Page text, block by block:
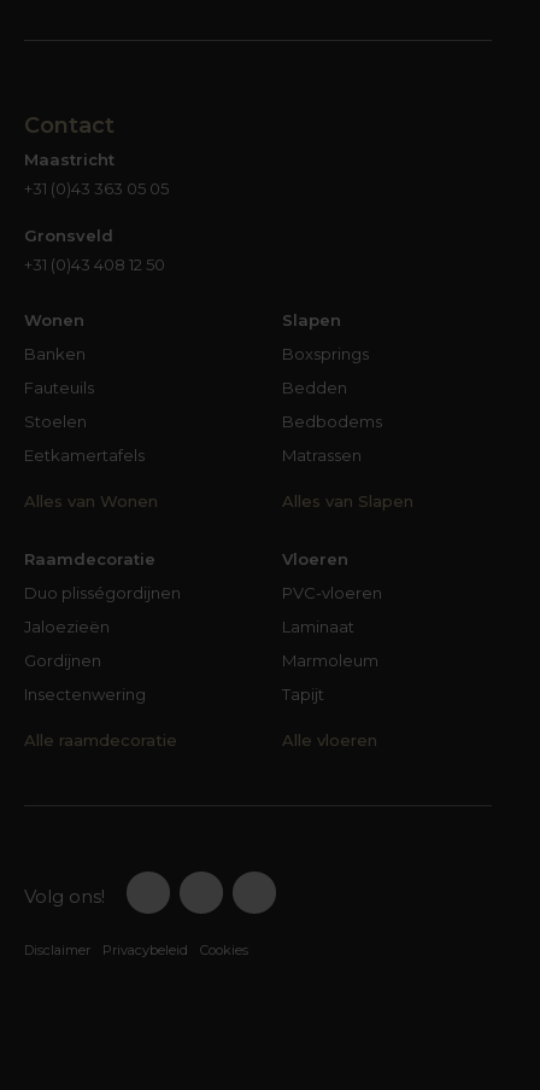
Contact
Maastricht
+31 (0)43 363 05 05
Gronsveld
+31 (0)43 408 12 50
Wonen
Banken
Fauteuils
Stoelen
Eetkamertafels
Alles van Wonen
Slapen
Boxsprings
Bedden
Bedbodems
Matrassen
Alles van Slapen
Raamdecoratie
Duo plisségordijnen
Jaloezieën
Gordijnen
Insectenwering
Alle raamdecoratie
Vloeren
PVC-vloeren
Laminaat
Marmoleum
Tapijt
Alle vloeren
Volg ons!
Disclaimer Privacybeleid Cookies